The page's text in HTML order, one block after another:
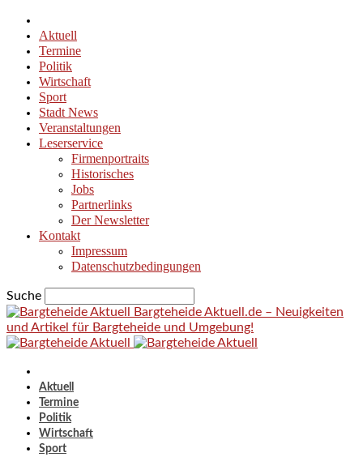
Aktuell
Termine
Politik
Wirtschaft
Sport
Stadt News
Veranstaltungen
Leserservice
Firmenportraits
Historisches
Jobs
Partnerlinks
Der Newsletter
Kontakt
Impressum
Datenschutzbedingungen
Suche
Bargteheide Aktuell.de – Neuigkeiten
und Artikel für Bargteheide und Umgebung!
Aktuell
Termine
Politik
Wirtschaft
Sport